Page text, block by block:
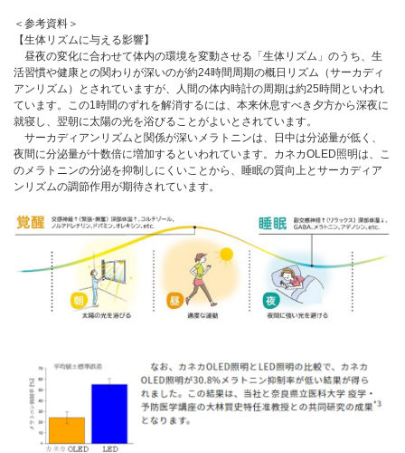
＜参考資料＞
【生体リズムに与える影響】
昼夜の変化に合わせて体内の環境を変動させる「生体リズム」のうち、生
活習慣や健康との関わりが深いのが約24時間周期の概日リズム（サーカディ
アンリズム）とされていますが、人間の体内時計の周期は約25時間といわれ
ています。この1時間のずれを解消するには、本来休息すべき夕方から深夜に
就寝し、翌朝に太陽の光を浴びることがよいとされています。
サーカディアンリズムと関係が深いメラトニンは、日中は分泌量が低く、
夜間に分泌量が十数倍に増加するといわれています。カネカOLED照明は、こ
のメラトニンの分泌を抑制しにくいことから、睡眠の質向上とサーカディア
ンリズムの調節作用が期待されています。